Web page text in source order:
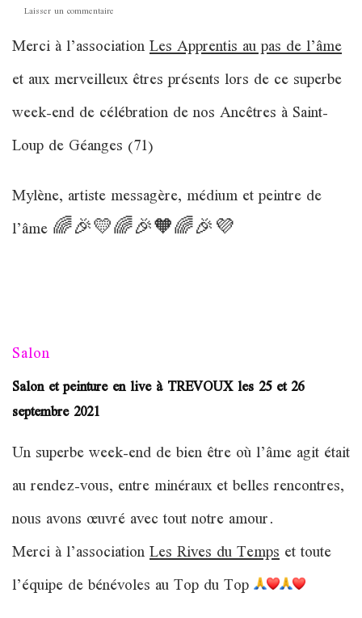
Laisser un commentaire
« La
des
le
octobre
novembre
2021
Merci à l’associationLes Apprentis au pas de l’âme
et aux merveilleux êtres présents lors de ce superbe
week-end de célébration de nos Ancêtres à Saint-
Loup de Géanges (71)
Mylène, artiste messagère, médium et peintre de
l’âme 🌈🎉💛🌈🎉🧡🌈🎉💜
Salon
Salon et peinture en live à TREVOUX les 25 et 26
septembre 2021
Un superbe week-end de bien être où l’âme agit était
au rendez-vous, entre minéraux et belles rencontres,
nous avons œuvré avec tout notre amour.
Merci à l’associationLes Rives du Tempset toute
l’équipe de bénévoles au Top du Top